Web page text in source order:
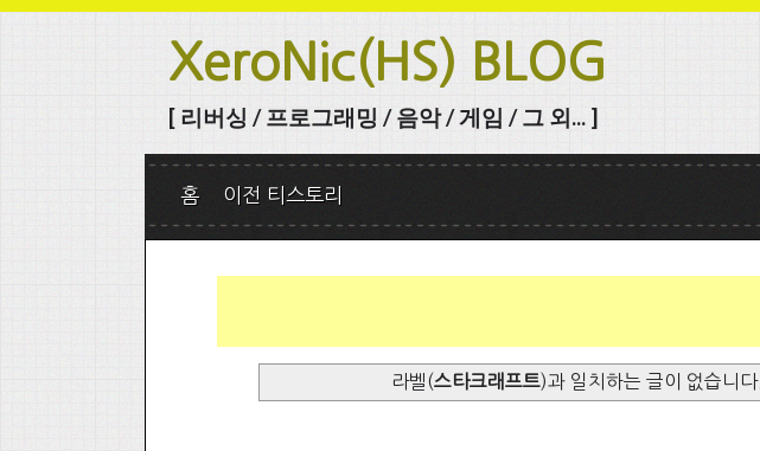
XeroNic(HS) BLOG
[ 리버싱 / 프로그래밍 / 음악 / 게임 / 그 외... ]
홈 이전 티스토리
라벨(스타크래프트)과 일치하는 글이 없습니다.